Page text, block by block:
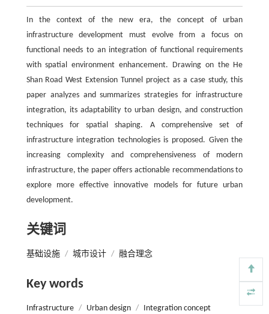
In the context of the new era, the concept of urban
infrastructure development must evolve from a focus on
functional needs to an integration of functional requirements
with spatial environment enhancement. Drawing on the He
Shan Road West Extension Tunnel project as a case study, this
paper analyzes and summarizes strategies for infrastructure
integration, its adaptability to urban design, and construction
techniques for spatial shaping. A comprehensive set of
infrastructure integration technologies is proposed. Given the
increasing complexity and comprehensiveness of modern
infrastructure, the paper offers actionable recommendations to
explore more effective innovative models for future urban
development.
关键词
基础设施 / 城市设计 / 融合理念
Key words
Infrastructure / Urban design / Integration concept